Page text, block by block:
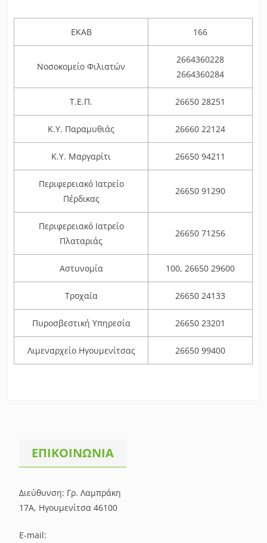
ΕΚΑΒ 166
Νοσοκομείο Φιλιατών
2664360228
2664360284
Τ.Ε.Π. 26650 28251
Κ.Υ. Παραμυθιάς 26660 22124
Κ.Υ. Μαργαρίτι 26650 94211
Περιφερειακό Ιατρείο
Πέρδικας
26650 91290
Περιφερειακό Ιατρείο
Πλαταριάς
26650 71256
Αστυνομία 100, 26650 29600
Τροχαία 26650 24133
Πυροσβεστική Υπηρεσία 26650 23201
Λιμεναρχείο Ηγουμενίτσας 26650 99400
ΕΠΙΚΟΙΝΩΝΙΑ
Διεύθυνση: Γρ. Λαμπράκη
17Α, Ηγουμενίτσα 46100
E-mail: